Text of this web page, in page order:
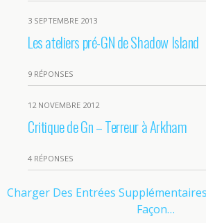
3 SEPTEMBRE 2013
Les ateliers pré-GN de Shadow Island
9 RÉPONSES
12 NOVEMBRE 2012
Critique de Gn – Terreur à Arkham
4 RÉPONSES
Charger Des Entrées
Façon…